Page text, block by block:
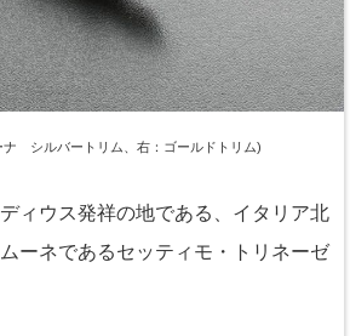
ナ シルバートリム、右：ゴールドトリム)
ィウス発祥の地である、イタリア北
ーネであるセッティモ・トリネーゼ